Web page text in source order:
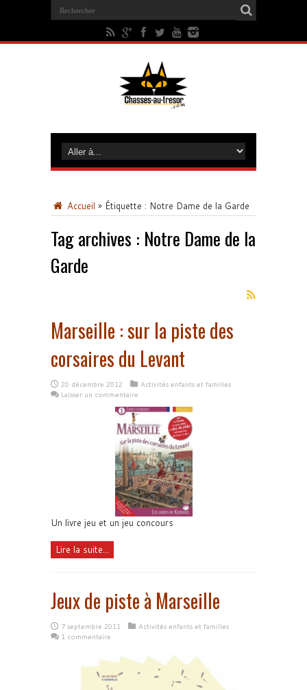
Accueil » Étiquette : Notre Dame de la Garde
Tag archives : Notre Dame de la
Garde
Marseille : sur la piste des
corsaires du Levant
20 décembre 2012
Activités enfants et familles
Laisser un commentaire
Un livre jeu et un jeu concours
Lire la suite...
Jeux de piste à Marseille
7 septembre 2011
Activités enfants et familles
1 commentaire